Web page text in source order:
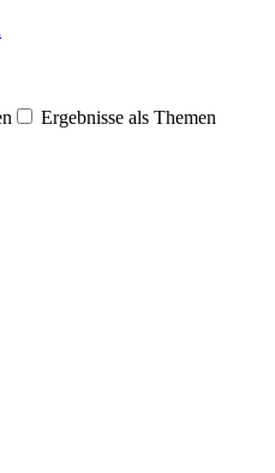
Ergebnisse als Themen